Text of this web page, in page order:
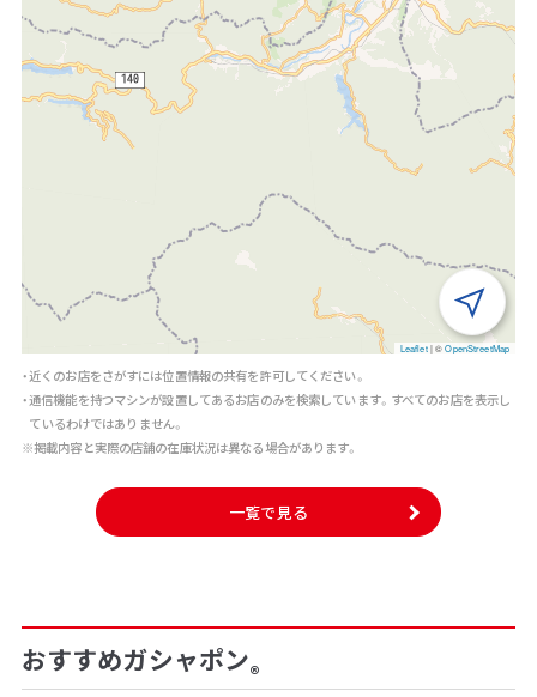
Leaflet |©OpenStreetMap
・近くのお店をさがすには位置情報の共有を許可してください。
・通信機能を持つマシンが設置してあるお店のみを検索しています。すべてのお店を表示し
ているわけではありません。
※掲載内容と実際の店舗の在庫状況は異なる場合があります。
一覧で見る
おすすめガシャポン®